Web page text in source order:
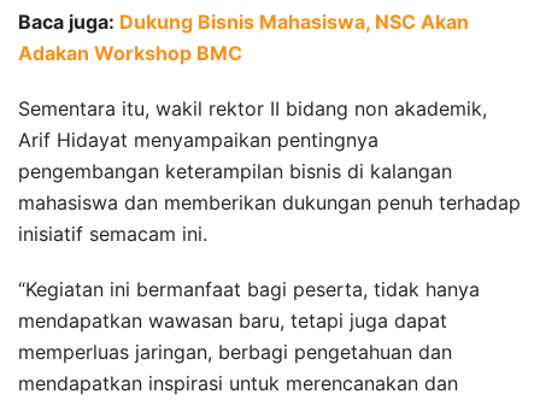
Baca juga: Dukung Bisnis Mahasiswa, NSC Akan
Adakan Workshop BMC
Sementara itu, wakil rektor II bidang non akademik,
Arif Hidayat menyampaikan pentingnya
pengembangan keterampilan bisnis di kalangan
mahasiswa dan memberikan dukungan penuh terhadap
inisiatif semacam ini.
“Kegiatan ini bermanfaat bagi peserta, tidak hanya
mendapatkan wawasan baru, tetapi juga dapat
memperluas jaringan, berbagi pengetahuan dan
mendapatkan inspirasi untuk merencanakan dan